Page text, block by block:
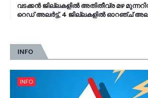
വടക്കൻ ജില്ലകളിൽ അതിതീവ്ര മഴ
റെഡ് അലർട്ട്, 4 ജില്ലകളിൽ ഓറഞ്ച്
INFO
INFO